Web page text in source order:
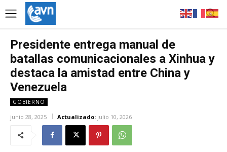
Presidente entrega manual de
batallas comunicacionales a Xinhua y
destaca la amistad entre China y
Venezuela
GOBIERNO
junio 28, 2025 Actualizado: julio 10, 2026